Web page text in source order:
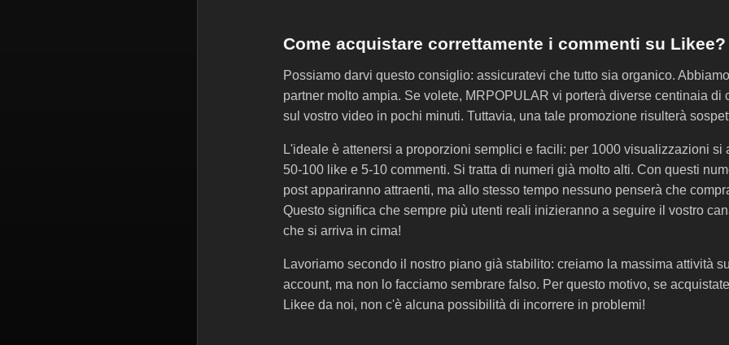
Come acquistare correttamente i commenti su Likee?
Possiamo darvi questo consiglio: assicuratevi che tutto sia organico.
partner molto ampia. Se volete, MRPOPULAR vi porterà diverse centinaia di
sul vostro video in pochi minuti. Tuttavia, una tale promozione risulterà
L'ideale è attenersi a proporzioni semplici e facili: per 1000 visualizzazioni si
50-100 like e 5-10 commenti. Si tratta di numeri già molto alti. Con questi
post appariranno attraenti, ma allo stesso tempo nessuno penserà che
Questo significa che sempre più utenti reali inizieranno a seguire il vostro
che si arriva in cima!
Lavoriamo secondo il nostro piano già stabilito: creiamo la massima attività
account, ma non lo facciamo sembrare falso. Per questo motivo, se
Likee da noi, non c'è alcuna possibilità di incorrere in problemi!